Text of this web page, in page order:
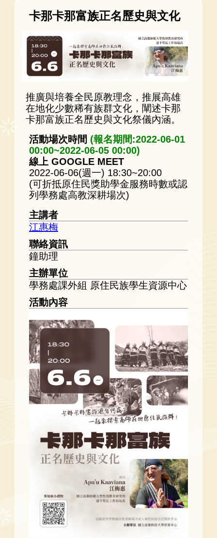
卡那卡那富族正名歷史與文化
推廣與培養全民原教理念，推展高雄
在地化少數稀有族群文化，闡述卡那
卡那富族正名歷史與文化祭儀內涵。
活動場次時間 (報名期間:2022-06-01
00:00~2022-06-05 00:00)
線上 GOOGLE MEET
2022-06-06(週一) 18:30~20:00
(可折抵原住民獎助學金服務時數或認
列學務處高教深耕場次)
主講者
江惠梅
聯絡資訊
鐘助理
主辦單位
學務處課外組 原住民族學生資源中心
活動內容